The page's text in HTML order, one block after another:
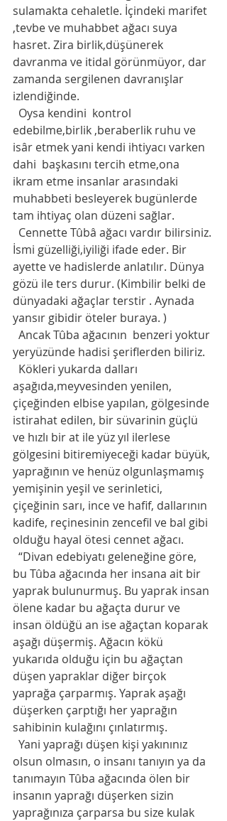
sulamakta cehaletle. İçindeki marifet
,tevbe ve muhabbet ağacı suya
hasret. Zira birlik,düşünerek
davranma ve itidal görünmüyor, dar
zamanda sergilenen davranışlar
izlendiğinde.
edebilme,birlik ,beraberlik ruhu ve
isâr etmek yani kendi ihtiyacı varken
dahi  başkasını tercih etme,ona
ikram etme insanlar arasındaki
muhabbeti besleyerek bugünlerde
tam ihtiyaç olan düzeni sağlar.
İsmi güzelliği,iyiliği ifade eder. Bir
ayette ve hadislerde anlatılır. Dünya
gözü ile ters durur. (Kimbilir belki de
dünyadaki ağaçlar terstir . Aynada
yansır gibidir öteler buraya. )
yeryüzünde hadisi şeriflerden biliriz.
aşağıda,meyvesinden yenilen,
çiçeğinden elbise yapılan, gölgesinde
istirahat edilen, bir süvarinin güçlü
ve hızlı bir at ile yüz yıl ilerlese
gölgesini bitiremiyeceği kadar büyük,
yaprağının ve henüz olgunlaşmamış
yemişinin yeşil ve serinletici,
çiçeğinin sarı, ince ve hafif, dallarının
kadife, reçinesinin zencefil ve bal gibi
olduğu hayal ötesi cennet ağacı.
bu Tûba ağacında her insana ait bir
yaprak bulunurmuş. Bu yaprak insan
ölene kadar bu ağaçta durur ve
insan öldüğü an ise ağaçtan koparak
aşağı düşermiş. Ağacın kökü
yukarıda olduğu için bu ağaçtan
düşen yapraklar diğer birçok
yaprağa çarparmış. Yaprak aşağı
düşerken çarptığı her yaprağın
sahibinin kulağını çınlatırmış.
olsun olmasın, o insanı tanıyın ya da
tanımayın Tûba ağacında ölen bir
insanın yaprağı düşerken sizin
yaprağınıza çarparsa bu size kulak